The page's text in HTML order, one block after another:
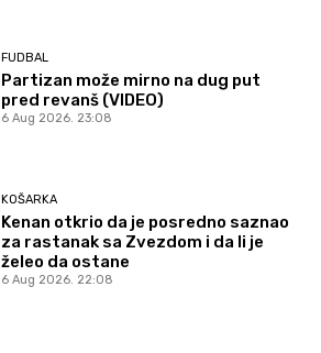
FUDBAL
Partizan može mirno na dug put
pred revanš (VIDEO)
6 Aug 2026. 23:08
KOŠARKA
Kenan otkrio da je posredno saznao
za rastanak sa Zvezdom i da li je
želeo da ostane
6 Aug 2026. 22:08